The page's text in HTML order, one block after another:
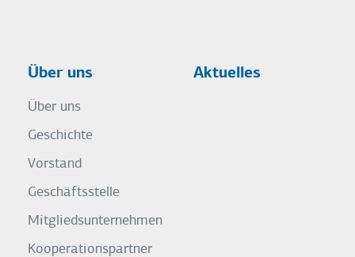
Über uns
Über uns
Geschichte
Vorstand
Geschäftsstelle
Mitgliedsunternehmen
Kooperationspartner
Aktuelles